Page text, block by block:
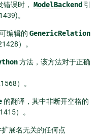
错误时， ModelBackend 引
。
编辑的 GenericRelation
）。
方法，该方法对于正确
）。
的翻译，其中非断开空格的
）。
展名无关的任何点